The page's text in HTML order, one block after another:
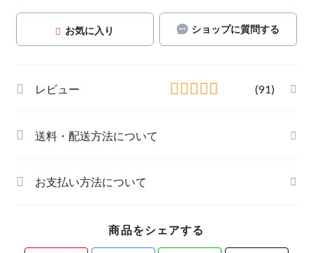
お気に入り ショップに質問する
レビュー (91)
送料・配送方法について
お支払い方法について
商品をシェアする